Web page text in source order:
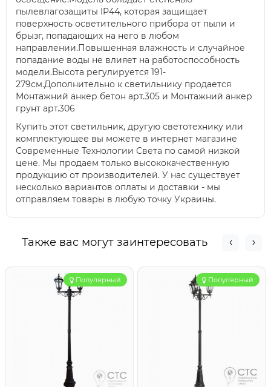
пылевлагозащиты IP44, которая защищает
поверхность осветительного прибора от пыли и
брызг, попадающих на него в любом
направлении.Повышенная влажность и случайное
попадание воды не влияет на работоспособность
модели.Высота регулируется 191-
279см.Дополнительно к светильнику продается
Монтажний анкер бетон арт.305 и Монтажний анкер
грунт арт.306
Купить этот светильник, другую светотехнику или
комплектующее вы можете в интернет магазине
Современные Технологии Света по самой низкой
цене. Мы продаем только высококачественную
продукцию от производителей. У нас существует
несколько вариантов оплаты и доставки - мы
отправляем товары в любую точку Украины.
Также вас могут заинтересовать
Популярный Популярный